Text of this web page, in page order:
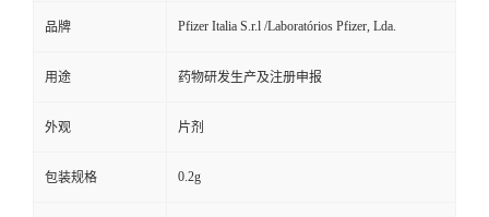
在
线
品牌 Pfizer Italia S.r.l /Laboratórios Pfizer, Lda.
用途 药物研发生产及注册申报
外观 片剂
包装规格 0.2g